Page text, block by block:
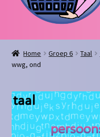
Home
Afrekenen
Algemene voorwaarden
Blog
Home Groep 6 Taal
wwg, ond